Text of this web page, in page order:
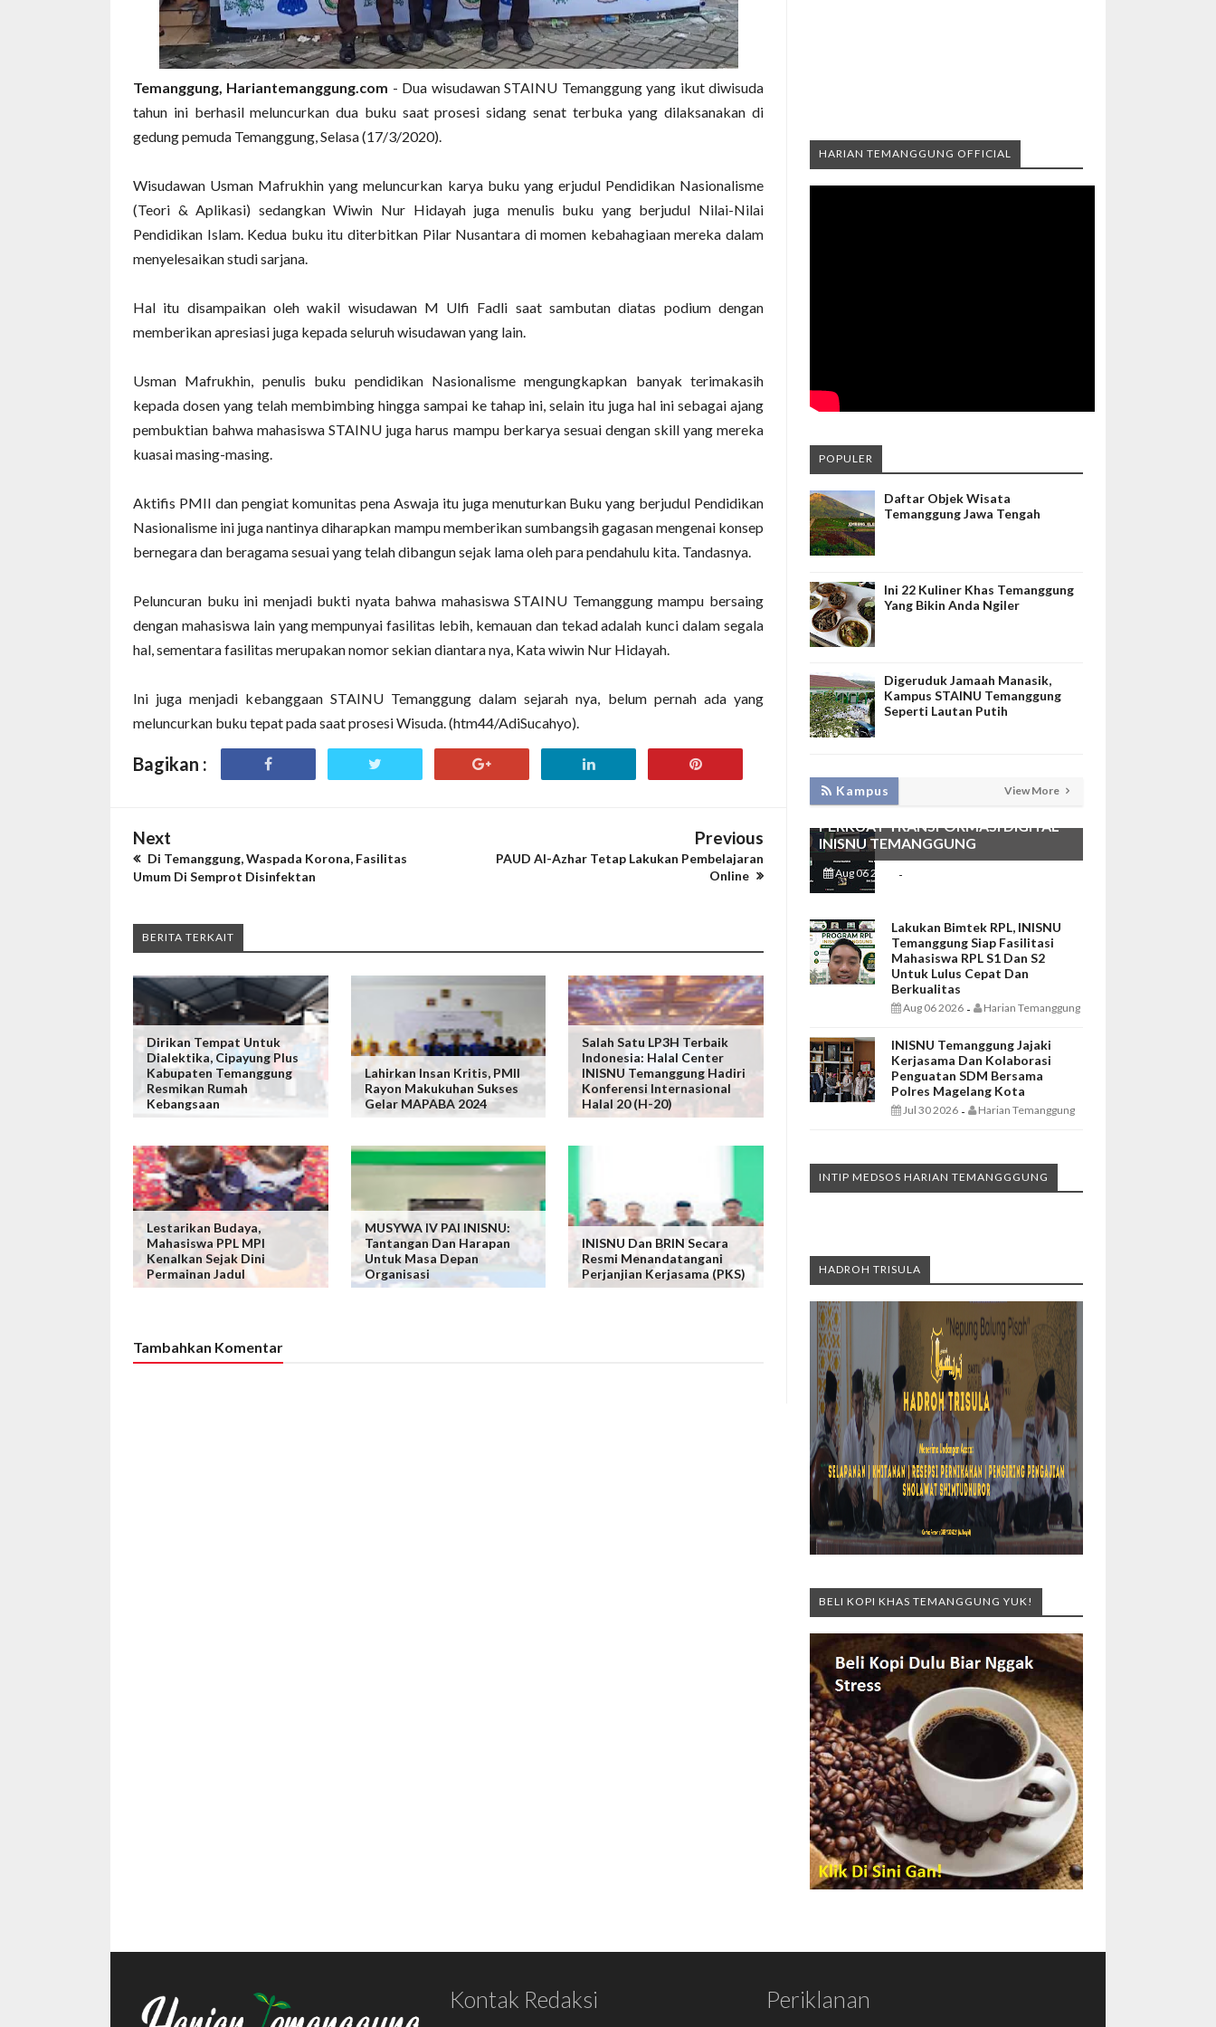
Temanggung, Hariantemanggung.com - Dua wisudawan STAINU Temanggung yang ikut diwisuda
tahun ini berhasil meluncurkan dua buku saat prosesi sidang senat terbuka yang dilaksanakan di
gedung pemuda Temanggung, Selasa (17/3/2020).
Wisudawan Usman Mafrukhin yang meluncurkan karya buku yang erjudul Pendidikan Nasionalisme
(Teori & Aplikasi) sedangkan Wiwin Nur Hidayah juga menulis buku yang berjudul Nilai-Nilai
Pendidikan Islam. Kedua buku itu diterbitkan Pilar Nusantara di momen kebahagiaan mereka dalam
menyelesaikan studi sarjana.
Hal itu disampaikan oleh wakil wisudawan M Ulfi Fadli saat sambutan diatas podium dengan
memberikan apresiasi juga kepada seluruh wisudawan yang lain.
Usman Mafrukhin, penulis buku pendidikan Nasionalisme mengungkapkan banyak terimakasih
kepada dosen yang telah membimbing hingga sampai ke tahap ini, selain itu juga hal ini sebagai ajang
pembuktian bahwa mahasiswa STAINU juga harus mampu berkarya sesuai dengan skill yang mereka
kuasai masing-masing.
Aktifis PMII dan pengiat komunitas pena Aswaja itu juga menuturkan Buku yang berjudul Pendidikan
Nasionalisme ini juga nantinya diharapkan mampu memberikan sumbangsih gagasan mengenai konsep
bernegara dan beragama sesuai yang telah dibangun sejak lama oleh para pendahulu kita. Tandasnya.
Peluncuran buku ini menjadi bukti nyata bahwa mahasiswa STAINU Temanggung mampu bersaing
dengan mahasiswa lain yang mempunyai fasilitas lebih, kemauan dan tekad adalah kunci dalam segala
hal, sementara fasilitas merupakan nomor sekian diantara nya, Kata wiwin Nur Hidayah.
Ini juga menjadi kebanggaan STAINU Temanggung dalam sejarah nya, belum pernah ada yang
meluncurkan buku tepat pada saat prosesi Wisuda. (htm44/AdiSucahyo).
Bagikan :
Next
Di Temanggung, Waspada Korona, Fasilitas
Umum Di Semprot Disinfektan
Previous
PAUD Al-Azhar Tetap Lakukan Pembelajaran
Online
BERITA TERKAIT
Dirikan Tempat Untuk
Dialektika, Cipayung Plus
Kabupaten Temanggung
Resmikan Rumah
Kebangsaan
Lahirkan Insan Kritis, PMII
Rayon Makukuhan Sukses
Gelar MAPABA 2024
Salah Satu LP3H Terbaik
Indonesia: Halal Center
INISNU Temanggung Hadiri
Konferensi Internasional
Halal 20 (H-20)
Lestarikan Budaya,
Mahasiswa PPL MPI
Kenalkan Sejak Dini
Permainan Jadul
MUSYWA IV PAI INISNU:
Tantangan Dan Harapan
Untuk Masa Depan
Organisasi
INISNU Dan BRIN Secara
Resmi Menandatangani
Perjanjian Kerjasama (PKS)
Tambahkan Komentar
HARIAN TEMANGGUNG OFFICIAL
POPULER
Daftar Objek Wisata
Temanggung Jawa Tengah
Ini 22 Kuliner Khas Temanggung
Yang Bikin Anda Ngiler
Digeruduk Jamaah Manasik,
Kampus STAINU Temanggung
Seperti Lautan Putih
Kampus View More
KEMBANGKAN SIM LAYANAN,
HADIRKAN TIM SEVIMA UNTUK
PERKUAT TRANSFORMASI DIGITAL
INISNU TEMANGGUNG
Aug 06 2026 -
Lakukan Bimtek RPL, INISNU
Temanggung Siap Fasilitasi
Mahasiswa RPL S1 Dan S2
Untuk Lulus Cepat Dan
Berkualitas
Aug 06 2026 - Harian Temanggung
INISNU Temanggung Jajaki
Kerjasama Dan Kolaborasi
Penguatan SDM Bersama
Polres Magelang Kota
Jul 30 2026 - Harian Temanggung
INTIP MEDSOS HARIAN TEMANGGGUNG
HADROH TRISULA
BELI KOPI KHAS TEMANGGUNG YUK!
Kontak Redaksi Periklanan